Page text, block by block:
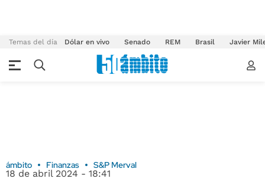
Temas del día Dólar en vivo Senado REM Brasil Javier
ámbito Finanzas S&P Merval
18 de abril 2024 - 18:41